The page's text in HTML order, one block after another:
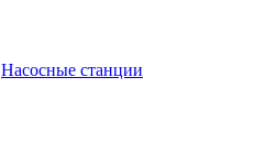
Насосные станции